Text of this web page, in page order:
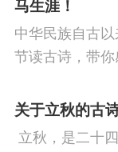
马生涯！
中华民族自古
节读古诗，带你
看剑，梦回吹
关于立秋的古
立秋，是二十